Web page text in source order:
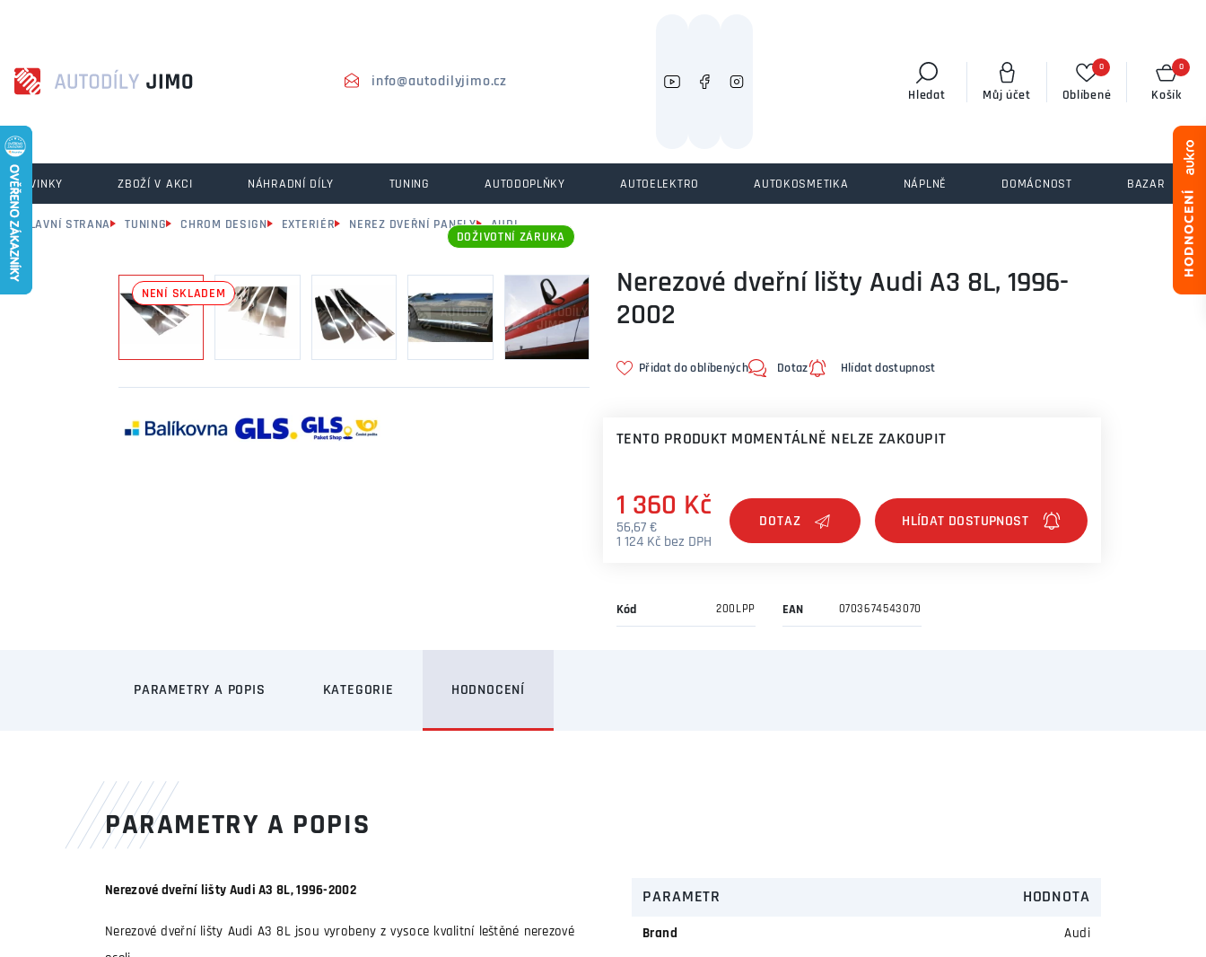
info@autodilyjimo.cz
Hledat Můj účet
0
Oblíbené
0
Košík
NOVINKY ZBOŽÍ V AKCI NÁHRADNÍ DÍLY TUNING AUTODOPLŇKY AUTOELEKTRO AUTOKOSMETIKA NÁPLNĚ DOMÁCNOST BAZAR
HLAVNÍ STRANA TUNING CHROM DESIGN EXTERIÉR NEREZ DVEŘNÍ PANELY AUDI
NENÍ SKLADEM
DOŽIVOTNÍ ZÁRUKA
Nerezové dveřní lišty Audi A3 8L, 1996-
2002
Přidat do oblíbených Dotaz Hlídat dostupnost
TENTO PRODUKT MOMENTÁLNĚ NELZE ZAKOUPIT
1 360 Kč
56,67 €
1 124 Kč bez DPH
DOTAZ
Kód 200LPP EAN 0703674543070
PARAMETRY A POPIS KATEGORIE HODNOCENÍ
PARAMETRY A POPIS
Nerezové dveřní lišty Audi A3 8L, 1996-2002
Nerezové dveřní lišty Audi A3 8L jsou vyrobeny z vysoce kvalitní leštěné nerezové
PARAMETR HODNOTA
Brand Audi
Můžeme vám pomoci něco najít?